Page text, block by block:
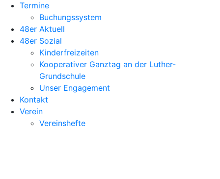
Termine
Buchungssystem
48er Aktuell
48er Sozial
Kinderfreizeiten
Kooperativer Ganztag an der Luther-
Grundschule
Unser Engagement
Kontakt
Verein
Vereinshefte